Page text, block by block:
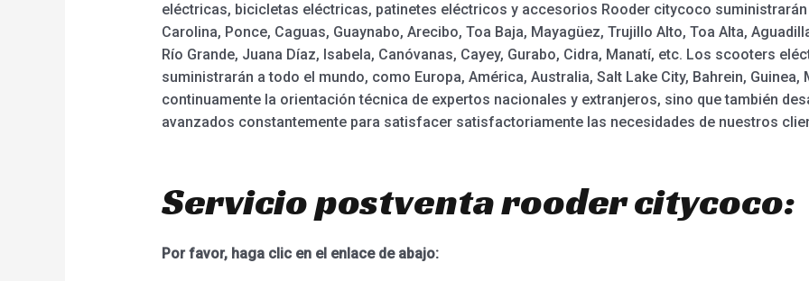
eléctricas, bicicletas eléctricas, patinetes eléctricos y accesorios Rooder citycoco suministrarán
Carolina, Ponce, Caguas, Guaynabo, Arecibo, Toa Baja, Mayagüez, Trujillo Alto, Toa Alta,
Río Grande, Juana Díaz, Isabela, Canóvanas, Cayey, Gurabo, Cidra, Manatí, etc. Los scooters
suministrarán a todo el mundo, como Europa, América, Australia, Salt Lake City, Bahrein,
continuamente la orientación técnica de expertos nacionales y extranjeros, sino que también
avanzados constantemente para satisfacer satisfactoriamente las necesidades de nuestros
Servicio postventa rooder citycoco:
Por favor, haga clic en el enlace de abajo: